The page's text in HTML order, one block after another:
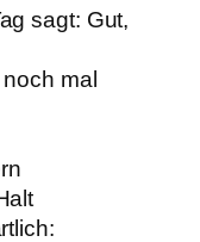
sagt: Gut,
mal